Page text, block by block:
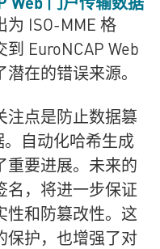
ISO-MME 格
EuroNCAP Web
在的错误来源。
注点是防止数据篡
自动化哈希生成
重要进展。未来的
名，将进一步保证
性和防篡改性。这
保护，也增强了对